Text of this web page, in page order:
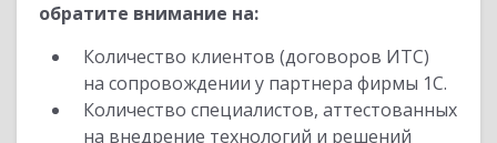
обратите внимание на:
Количество клиентов (договоров ИТС)
на сопровождении у партнера фирмы 1С.
Количество специалистов, аттестованных
на внедрение технологий и решений